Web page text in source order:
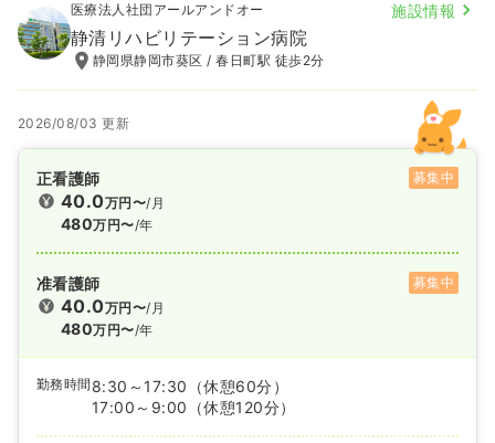
医療法人社団アールアンドオー 施設情報
静清リハビリテーション病院
静岡県静岡市葵区 / 春日町駅 徒歩2分
2026/08/03 更新
正看護師 募集中
40.0万円〜/月
480万円〜/年
准看護師 募集中
40.0万円〜/月
480万円〜/年
勤務時間 8:30～17:30
（休憩60分）
17:00～9:00
（休憩120分）